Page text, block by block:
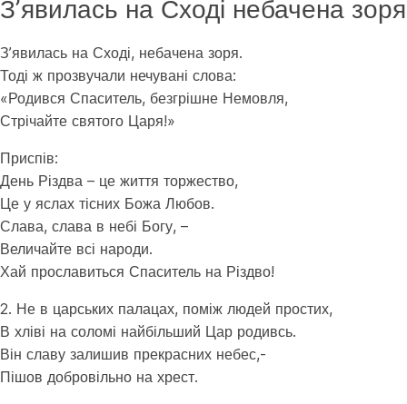
Зʼявилась на Сході небачена зоря
Зʼявилась на Сході, небачена зоря.
Тоді ж прозвучали нечувані слова:
«Родився Спаситель, безгрішне Немовля,
Стрічайте святого Царя!»
Приспів:
День Різдва – це життя торжество,
Це у яслах тісних Божа Любов.
Слава, слава в небі Богу, –
Величайте всі народи.
Хай прославиться Спаситель на Різдво!
2. Не в царських палацах, поміж людей простих,
В хліві на соломі найбільший Цар родивсь.
Він славу залишив прекрасних небес,-
Пішов добровільно на хрест.